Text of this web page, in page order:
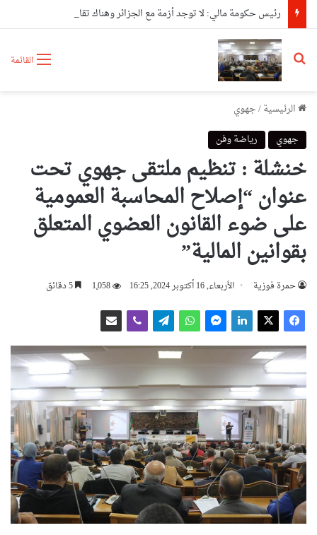
القائمة بحث عن
الرئيسية/جهوي
جهوي
رياضة وفن
خنشلة : تنظيم ملتقى جهوي تحت
عنوان “إصلاح المحاسبة العمومية
على ضوء القانون العضوي المتعلق
بقوانين المالية”
حمرة فوزية الأربعاء, 16 أكتوبر 2024, 16:25 1٬058